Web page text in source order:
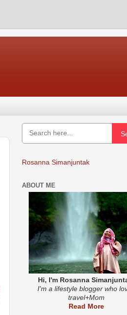
Rosanna Simanjuntak
ABOUT ME
Hi, I'm Rosanna
I'm a lifestyle blogger who
travel+Mom
Read More